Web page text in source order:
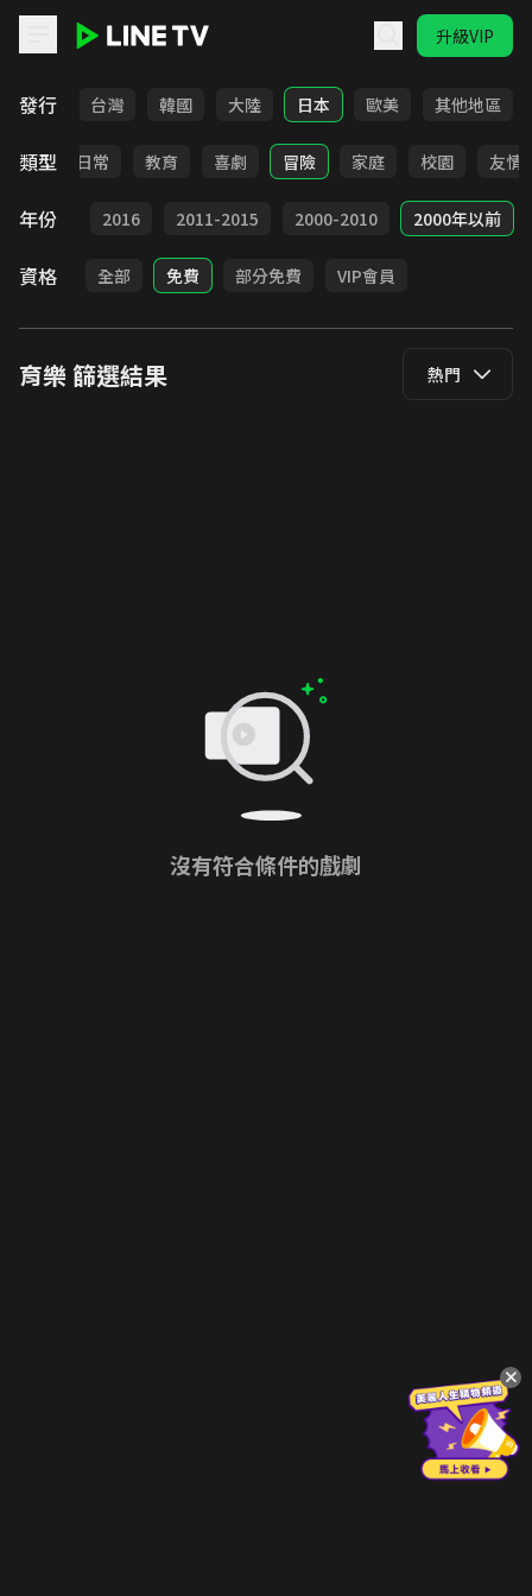
升級VIP
發行
全部 台灣 韓國 大陸 日本 歐美 其他地區
類型
卡通 日常 教育 喜劇 冒險 家庭 校園 友情
年份
2017 2016 2011-2015 2000-2010 2000年以前
資格 全部 免費 部分免費 VIP會員
育樂篩選結果 熱門
沒有符合條件的戲劇